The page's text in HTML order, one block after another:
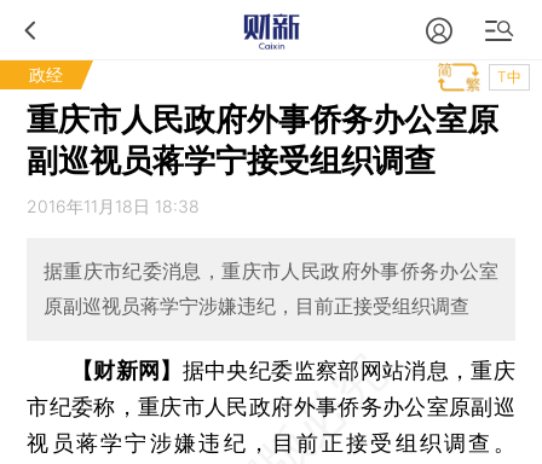
政经 T中
重庆市人民政府外事侨务办公室原
副巡视员蒋学宁接受组织调查
2016年11月18日 18:38
据重庆市纪委消息，重庆市人民政府外事侨务办公室
原副巡视员蒋学宁涉嫌违纪，目前正接受组织调查
【财新网】 据中央纪委监察部网站消息，重庆
市纪委称，重庆市人民政府外事侨务办公室原副巡
视员蒋学宁涉嫌违纪，目前正接受组织调查。